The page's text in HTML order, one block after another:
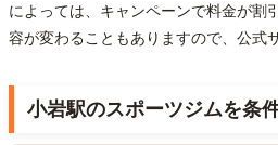
によっては、キャンペーンで料金が割
容が変わることもありますので、公式
小岩駅のスポーツジムを条